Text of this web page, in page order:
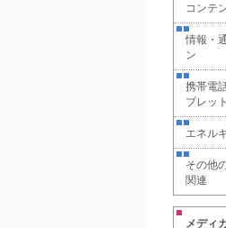
コンテ
情報・
ン
携帯電
ブレット
エネル
その他
関連
メディ